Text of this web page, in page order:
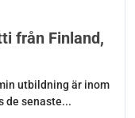
från Finland,
utbildning är inom
de senaste...